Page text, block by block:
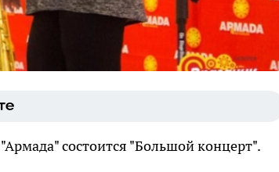
состоится "Большой концерт".